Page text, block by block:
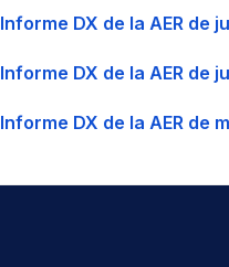
Informe DX de la AER de
Informe DX de la AER de
Informe DX de la AER de